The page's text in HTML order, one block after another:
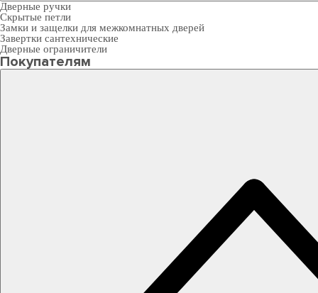
Дверные ручки
Скрытые петли
Замки и защелки для межкомнатных дверей
Завертки сантехнические
Дверные ограничители
Покупателям